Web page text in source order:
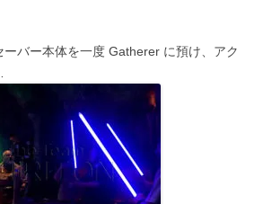
バー本体を一度 Gatherer に預け、アク